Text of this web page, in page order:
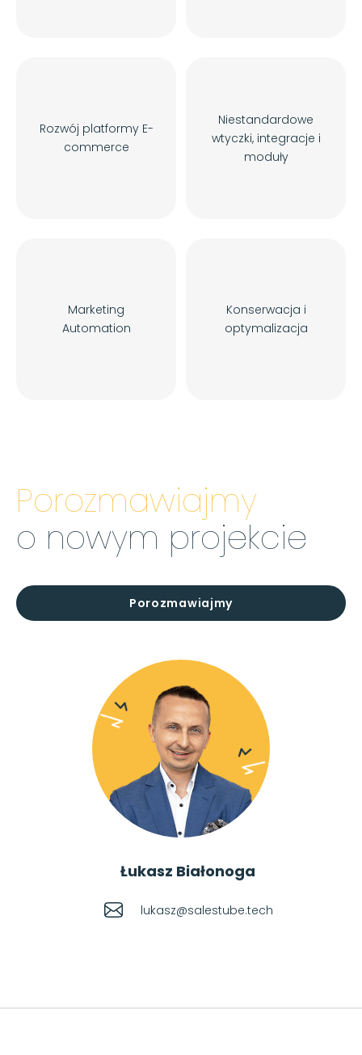
Rozwój platformy E-
commerce
Niestandardowe
wtyczki, integracje i
moduły
Marketing
Automation
Konserwacja i
optymalizacja
Porozmawiajmy
o nowym projekcie
Porozmawiajmy
Łukasz Białonoga
lukasz@salestube.tech